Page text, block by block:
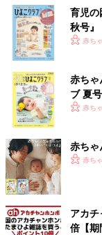
育児の
秋号
いっぱ
赤ち
赤ちゃ
ブ 夏
く！赤ち
赤ちゃ
赤ち
アカ
倍【期